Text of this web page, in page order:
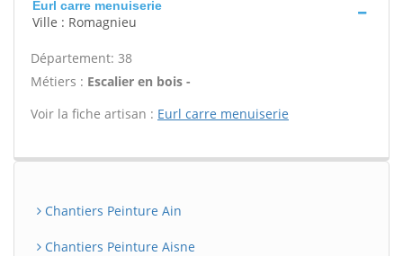
Eurl carre menuiserie
Ville : Romagnieu
Département: 38
Métiers : Escalier en bois -
Voir la fiche artisan : Eurl carre menuiserie
Chantiers Peinture Ain
Chantiers Peinture Aisne